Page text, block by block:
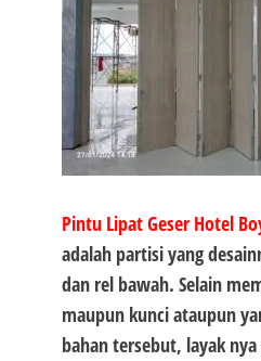
Pintu Lipat Geser Hotel
adalah partisi yang
dan rel bawah. Selain
maupun kunci ataupun
bahan tersebut, layak